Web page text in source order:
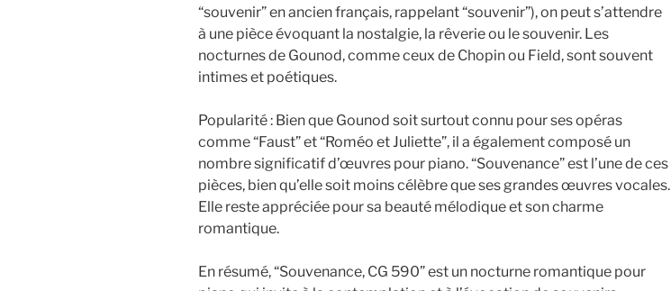
“souvenir” en ancien français, rappelant “souvenir”), on peut s’attendre
à une pièce évoquant la nostalgie, la rêverie ou le souvenir. Les
nocturnes de Gounod, comme ceux de Chopin ou Field, sont souvent
intimes et poétiques.
Popularité : Bien que Gounod soit surtout connu pour ses opéras
comme “Faust” et “Roméo et Juliette”, il a également composé un
nombre significatif d’œuvres pour piano. “Souvenance” est l’une de ces
pièces, bien qu’elle soit moins célèbre que ses grandes œuvres vocales.
Elle reste appréciée pour sa beauté mélodique et son charme
romantique.
En résumé, “Souvenance, CG 590” est un nocturne romantique pour